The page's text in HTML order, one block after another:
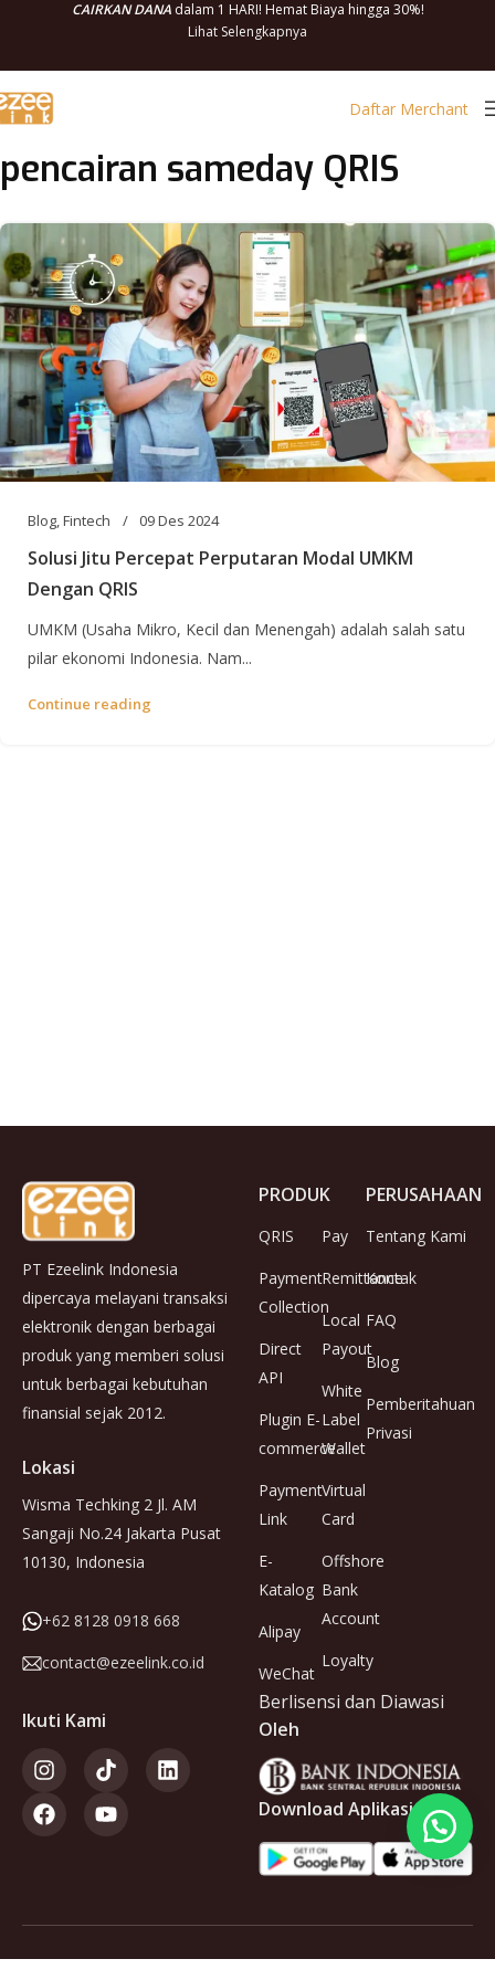
CAIRKAN DANAdalam 1 HARI! Hemat Biaya hingga 30%!
Lihat Selengkapnya
Daftar Merchant
pencairan sameday QRIS
Blog,Fintech 09 Des 2024
Solusi Jitu Percepat Perputaran Modal UMKM
Dengan QRIS
UMKM (Usaha Mikro, Kecil dan Menengah) adalah salah satu
pilar ekonomi Indonesia. Nam...
Continue reading
PT Ezeelink Indonesia
dipercaya melayani transaksi
elektronik dengan berbagai
produk yang memberi solusi
untuk berbagai kebutuhan
finansial sejak 2012.
Lokasi
Wisma Techking 2 Jl. AM
Sangaji No.24 Jakarta Pusat
10130, Indonesia
+62 8128 0918 668
contact@ezeelink.co.id
Ikuti Kami
PRODUK
QRIS
Payment
Collection
Direct
API
Plugin E-
commerce
Payment
Link
E-
Katalog
Alipay
WeChat
Pay
Remittance
Local
Payout
White
Label
Wallet
Virtual
Card
Offshore
Bank
Account
Loyalty
PERUSAHAAN
Tentang Kami
Kontak
FAQ
Blog
Pemberitahuan
Privasi
Berlisensi dan Diawasi
Oleh
Download Aplikasi